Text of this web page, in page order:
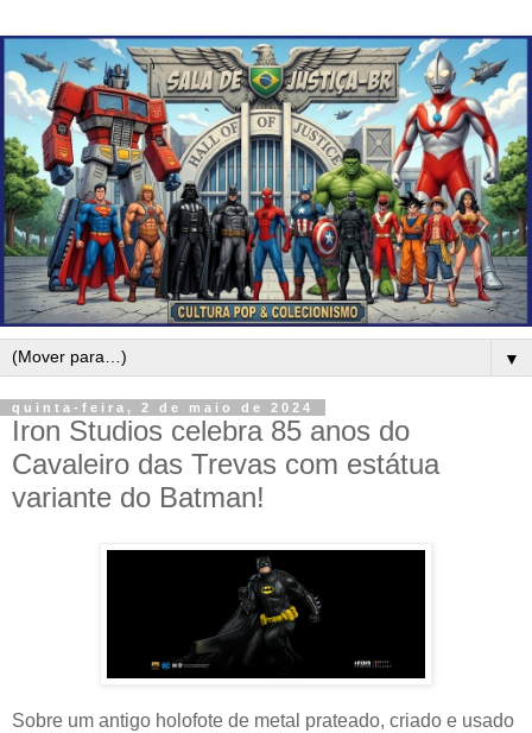
▼
quinta-feira, 2 de maio de 2024
Iron Studios celebra 85 anos do
Cavaleiro das Trevas com estátua
variante do Batman!
Sobre um antigo holofote de metal prateado, criado e usado